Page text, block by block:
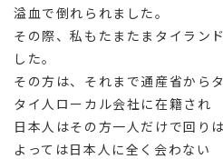
溢血で倒れられました。
その際、私もたまたまタイラン
した。
その方は、それまで通産省から
タイ人ローカル会社に在籍され
日本人はその方一人だけで回り
よっては日本人に全く会わない